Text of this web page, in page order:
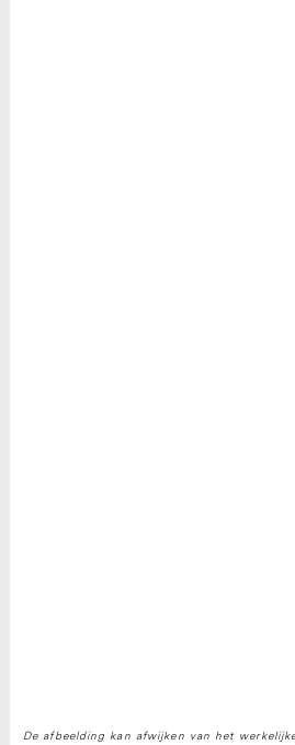
De afbeelding kan afwijken van het